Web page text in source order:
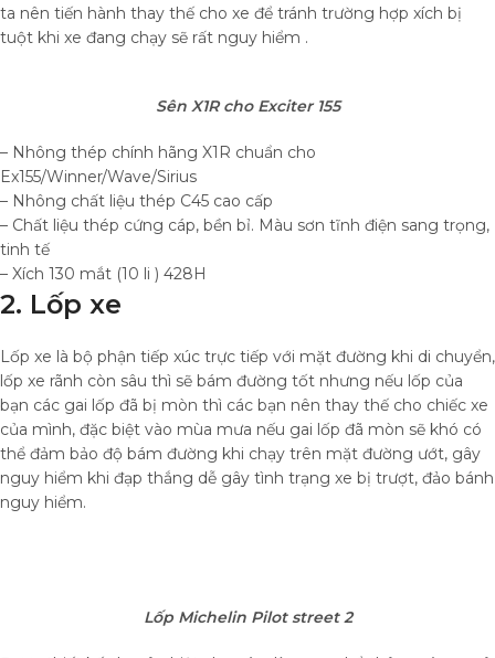
ta nên tiến hành thay thế cho xe để tránh trường hợp xích bị
tuột khi xe đang chạy sẽ rất nguy hiểm .
Sên X1R cho Exciter 155
– Nhông thép chính hãng X1R chuẩn cho
Ex155/Winner/Wave/Sirius
– Nhông chất liệu thép C45 cao cấp
– Chất liệu thép cứng cáp, bền bỉ. Màu sơn tĩnh điện sang trọng,
tinh tế
– Xích 130 mắt (10 li ) 428H
2. Lốp xe
Lốp xe là bộ phận tiếp xúc trực tiếp với mặt đường khi di chuyển,
lốp xe rãnh còn sâu thì sẽ bám đường tốt nhưng nếu lốp của
bạn các gai lốp đã bị mòn thì các bạn nên thay thế cho chiếc xe
của mình, đặc biệt vào mùa mưa nếu gai lốp đã mòn sẽ khó có
thể đảm bảo độ bám đường khi chạy trên mặt đường ướt, gây
nguy hiểm khi đạp thắng dễ gây tình trạng xe bị trượt, đảo bánh
nguy hiểm.
Lốp Michelin Pilot street 2